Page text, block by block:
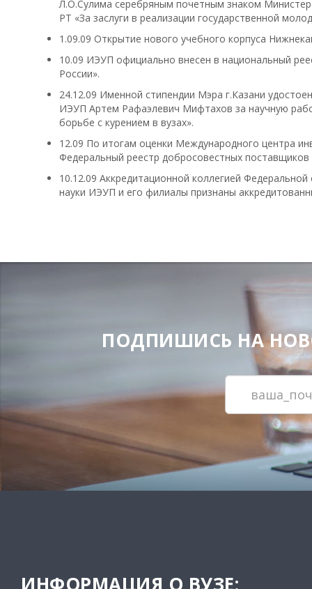
Л.О.Сулима серебряным почетным знаком
РТ «За заслуги в реализации государственной
1.09.09 Открытие нового учебного корпуса
10.09 ИЭУП официально внесен в национальный
России».
24.12.09 Именной стипендии Мэра г.Казани
ИЭУП Артем Рафаэлевич Мифтахов за научную
борьбе с курением в вузах».
12.09 По итогам оценки Международного центра
Федеральный реестр добросовестных поставщиков
10.12.09 Аккредитационной коллегией
науки ИЭУП и его филиалы признаны
ПОДПИШИСЬ НА